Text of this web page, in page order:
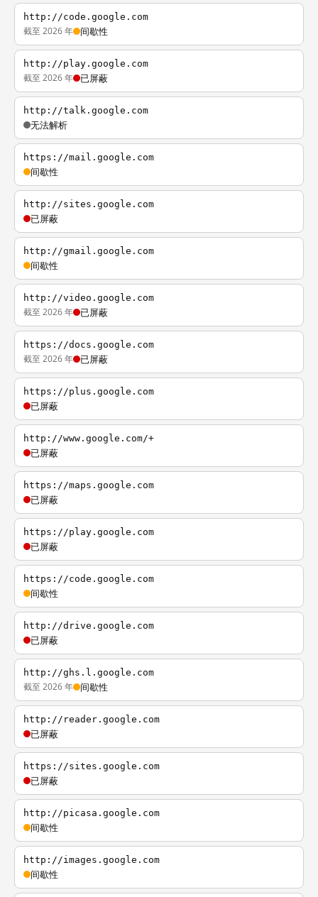
http://code.google.com
截至 2026 年 间歇性
http://play.google.com
截至 2026 年 已屏蔽
http://talk.google.com
无法解析
https://mail.google.com
间歇性
http://sites.google.com
已屏蔽
http://gmail.google.com
间歇性
http://video.google.com
截至 2026 年 已屏蔽
https://docs.google.com
截至 2026 年 已屏蔽
https://plus.google.com
已屏蔽
http://www.google.com/+
已屏蔽
https://maps.google.com
已屏蔽
https://play.google.com
已屏蔽
https://code.google.com
间歇性
http://drive.google.com
已屏蔽
http://ghs.l.google.com
截至 2026 年 间歇性
http://reader.google.com
已屏蔽
https://sites.google.com
已屏蔽
http://picasa.google.com
间歇性
http://images.google.com
间歇性